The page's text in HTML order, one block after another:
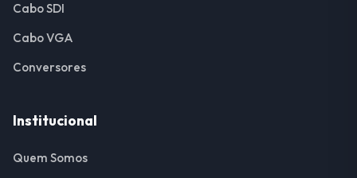
Cabo SDI
Cabo VGA
Conversores
Institucional
Quem Somos